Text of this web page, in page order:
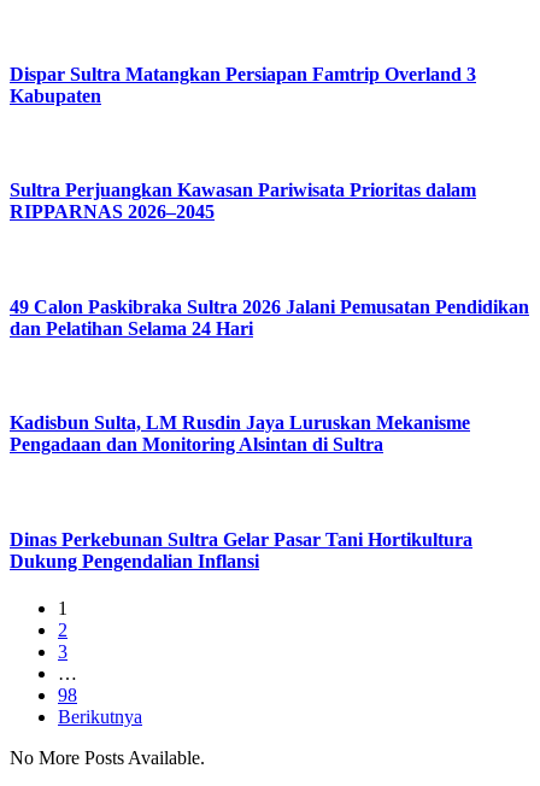
Dispar Sultra Matangkan Persiapan Famtrip Overland 3
Kabupaten
Sultra Perjuangkan Kawasan Pariwisata Prioritas dalam
RIPPARNAS 2026–2045
49 Calon Paskibraka Sultra 2026 Jalani Pemusatan Pendidikan
dan Pelatihan Selama 24 Hari
Kadisbun Sulta, LM Rusdin Jaya Luruskan Mekanisme
Pengadaan dan Monitoring Alsintan di Sultra
Dinas Perkebunan Sultra Gelar Pasar Tani Hortikultura
Dukung Pengendalian Inflansi
1
2
3
…
98
Berikutnya
No More Posts Available.